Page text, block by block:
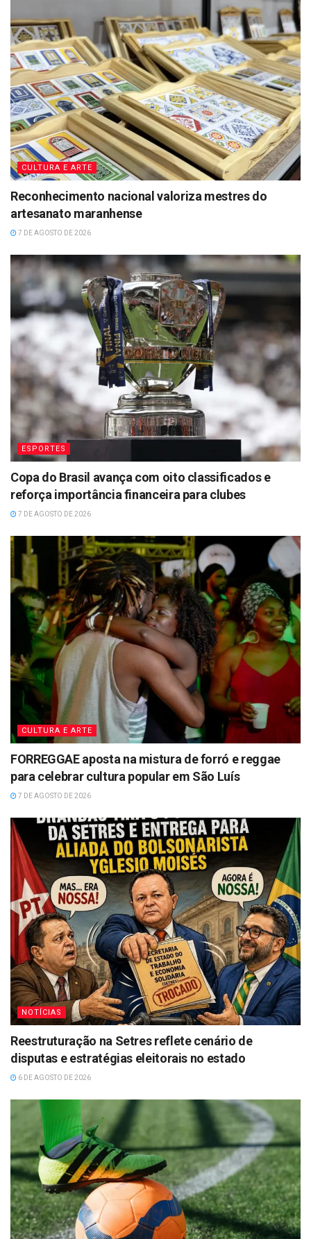
CULTURA E ARTE
Reconhecimento nacional valoriza mestres do
artesanato maranhense
7 DE AGOSTO DE 2026
ESPORTES
Copa do Brasil avança com oito classificados e
reforça importância financeira para clubes
7 DE AGOSTO DE 2026
CULTURA E ARTE
FORREGGAE aposta na mistura de forró e reggae
para celebrar cultura popular em São Luís
7 DE AGOSTO DE 2026
NOTÍCIAS
Reestruturação na Setres reflete cenário de
disputas e estratégias eleitorais no estado
6 DE AGOSTO DE 2026